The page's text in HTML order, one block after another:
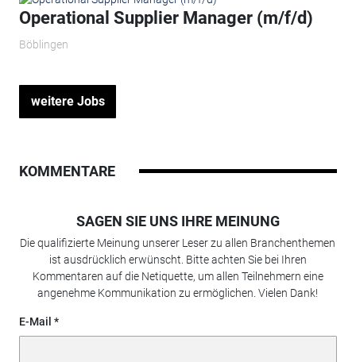
Operational Supplier Manager (m/f/d)
Böblingen
weitere Jobs
KOMMENTARE
SAGEN SIE UNS IHRE MEINUNG
Die qualifizierte Meinung unserer Leser zu allen Branchenthemen
ist ausdrücklich erwünscht. Bitte achten Sie bei Ihren
Kommentaren auf die Netiquette, um allen Teilnehmern eine
angenehme Kommunikation zu ermöglichen. Vielen Dank!
E-Mail